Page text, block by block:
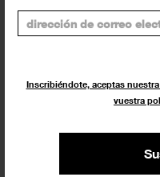
Inscribiéndote, aceptas
vuestra